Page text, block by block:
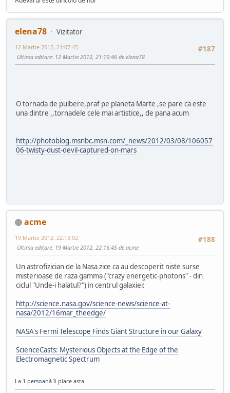
elena78
Vizitator
#187
12 Martie 2012, 21:07:45
Ultima editare: 12 Martie 2012, 21:10:46 de elena78
O tornada de pulbere,praf pe planeta Marte ,se pare ca este
una dintre ,,tornadele cele mai artistice,, de pana acum
http://photoblog.msnbc.msn.com/_news/2012/03/08/106057
06-twisty-dust-devil-captured-on-mars
acme
#188
19 Martie 2012, 22:13:02
Ultima editare: 19 Martie 2012, 22:16:45 de acme
Un astrofizician de la Nasa zice ca au descoperit niste surse
misterioase de raza gamma ("crazy energetic-photons" - din
ciclul "Unde-i halatul?") in centrul galaxiei:
http://science.nasa.gov/science-news/science-at-
nasa/2012/16mar_theedge/
NASA's Fermi Telescope Finds Giant Structure in our Galaxy
ScienceCasts: Mysterious Objects at the Edge of the
Electromagnetic Spectrum
La 1 persoanăîi place asta.